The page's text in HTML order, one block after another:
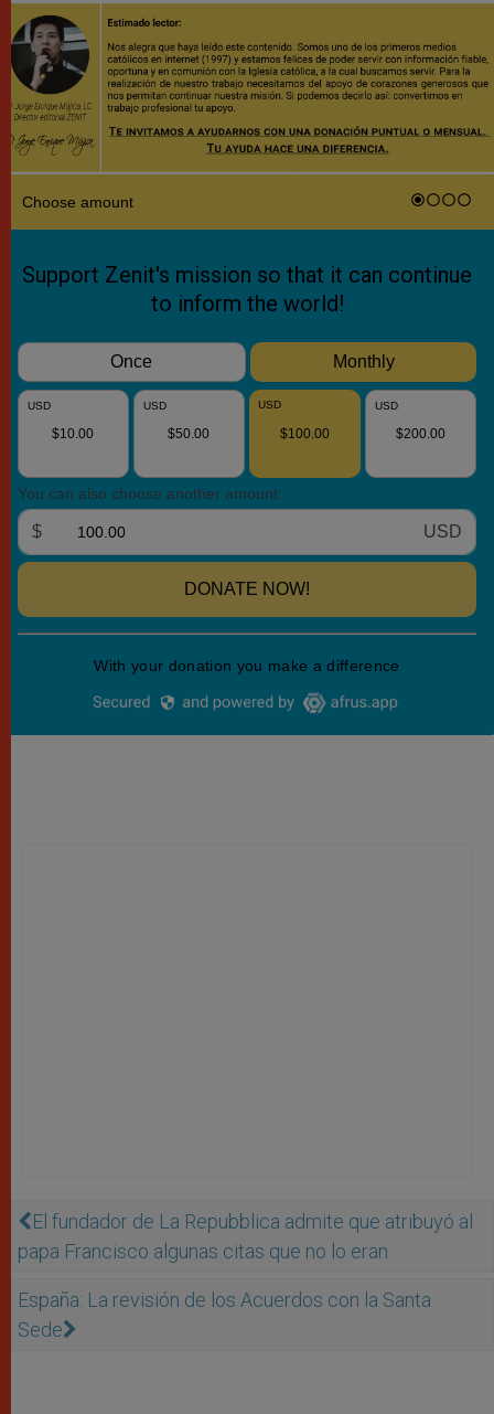
El fundador de La Repubblica admite que atribuyó al
papa Francisco algunas citas que no lo eran
España: La revisión de los Acuerdos con la Santa
Sede